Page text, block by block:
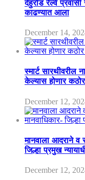
देहुरोड रेल्वे
काढण्यात आला
December 14,
स्मार्ट सारथीवरील
केल्यास होणार
December 12,
मानवाला आदराने व
जिल्हा प्रमुख
December 12,